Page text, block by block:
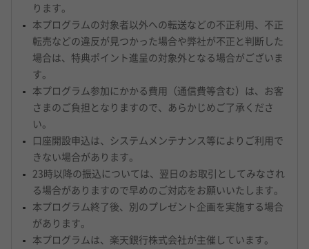
ります。
本プログラムの対象者以外への転送などの不正利用、不正
転売などの違反が見つかった場合や弊社が不正と判断した
場合は、特典ポイント進呈の対象外となる場合がございま
す。
本プログラム参加にかかる費用（通信費等含む）は、お客
さまのご負担となりますので、あらかじめご了承くださ
い。
口座開設申込は、システムメンテナンス等によりご利用で
きない場合があります。
23時以降の振込については、翌日のお取引としてみなされ
る場合がありますので早めのご対応をお願いいたします。
本プログラム終了後、別のプレゼント企画を実施する場合
があります。
本プログラムは、楽天銀行株式会社が主催しています。